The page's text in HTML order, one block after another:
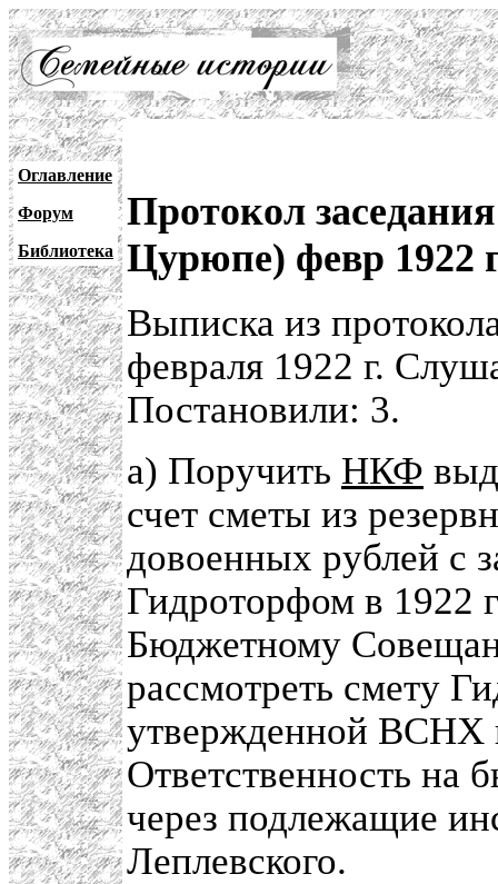
Оглавление
Форум
Библиотека
Протокол
Цурюпе) февр 1922
Выписка из
февраля 1922 г.
Постановили: 3.
а) Поручить НКФ
счет сметы из
довоенных рублей с
Гидроторфом в 1922
Бюджетному
рассмотреть смету
утвержденной ВСНХ
Ответственность на
через подлежащие
Леплевского.